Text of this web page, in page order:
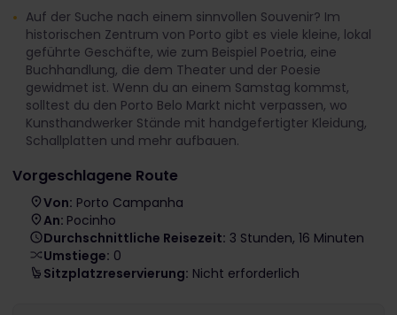
Auf der Suche nach einem sinnvollen Souvenir? Im
historischen Zentrum von Porto gibt es viele kleine, lokal
geführte Geschäfte, wie zum Beispiel Poetria, eine
Buchhandlung, die dem Theater und der Poesie
gewidmet ist. Wenn du an einem Samstag kommst,
solltest du den Porto Belo Markt nicht verpassen, wo
Kunsthandwerker Stände mit handgefertigter Kleidung,
Schallplatten und mehr aufbauen.
Vorgeschlagene Route
Von: Porto Campanha
An: Pocinho
Durchschnittliche Reisezeit: 3 Stunden, 16 Minuten
Umstiege: 0
Sitzplatzreservierung: Nicht erforderlich